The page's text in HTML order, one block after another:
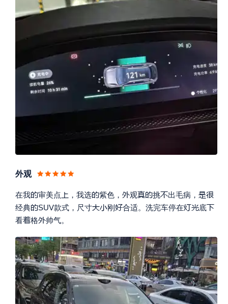
外观
在我审美点  ，我选紫色， 观挑出毛病， 
经典SUV款式，尺寸刚合适。洗完车停在底
看格帅气。